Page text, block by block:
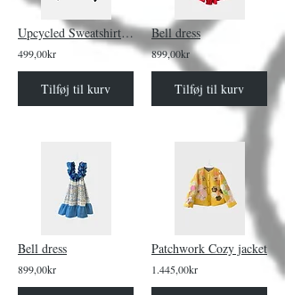
Upcycled Sweatshirt Mixed Short
499,00kr
Tilføj til kurv
Bell dress
899,00kr
Tilføj til kurv
Bell dress
899,00kr
Patchwork Cozy jacket
1.445,00kr